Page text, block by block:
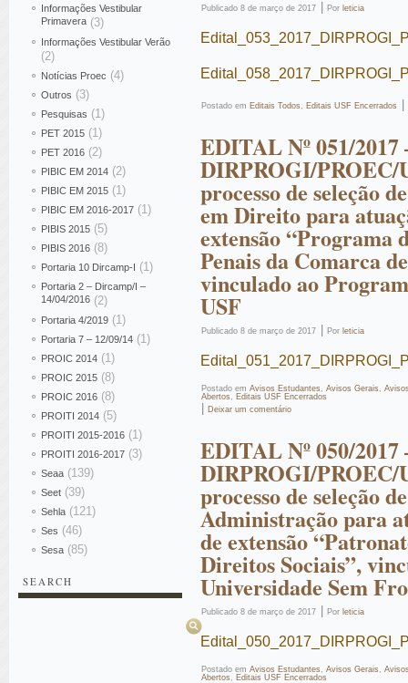
Informações Vestibular
Primavera (3)
Informações Vestibular Verão
(2)
Notícias Proec (4)
Outros (3)
Pesquisas (1)
PET 2015 (1)
PET 2016 (2)
PIBIC EM 2014 (2)
PIBIC EM 2015 (1)
PIBIC EM 2016-2017 (1)
PIBIS 2015 (5)
PIBIS 2016 (8)
Portaria 10 Dircamp-I (1)
Portaria 2 – Dircamp/I –
14/04/2016 (2)
Portaria 4/2019 (1)
Portaria 7 – 12/09/14 (1)
PROIC 2014 (1)
PROIC 2015 (8)
PROIC 2016 (8)
PROITI 2014 (5)
PROITI 2015-2016 (1)
PROITI 2016-2017 (3)
Seaa (139)
Seet (39)
Sehla (121)
Ses (46)
Sesa (85)
SEARCH
Publicado 8 de março de 2017 Por leticia
Postado em Editais Todos , Editais USF Encerrados
EDITAL Nº 051/2017
DIRPROGI/
processo de seleção
em Direito para
extensão “Programa
Penais da Comarca
vinculado ao
USF
Publicado 8 de março de 2017 Por leticia
Postado em Avisos Estudantes , Avisos Gerais ,
Abertos , Editais USF Encerrados
Deixar um comentário
EDITAL Nº 050/2017
DIRPROGI/
processo de seleção
Administração para
de extensão
Direitos Sociais”,
Universidade Sem
Publicado 8 de março de 2017 Por leticia
Postado em Avisos Estudantes , Avisos Gerais ,
Abertos , Editais USF Encerrados